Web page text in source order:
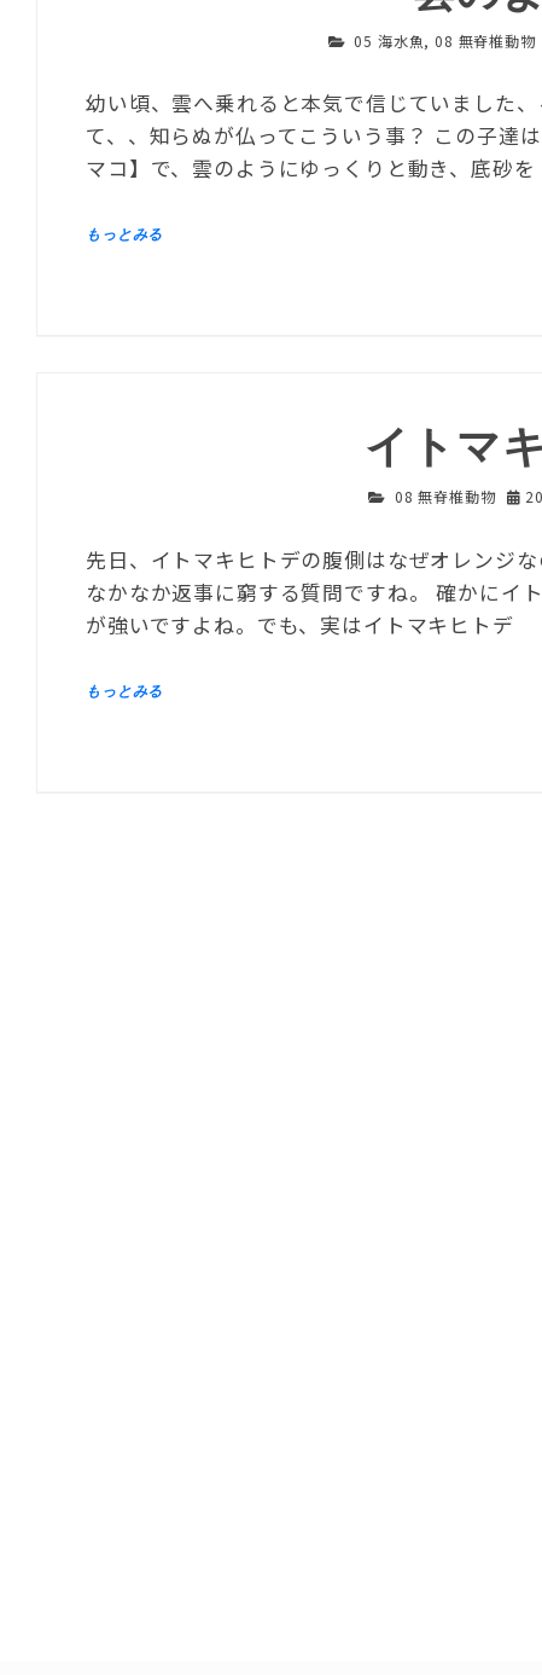
05 海水魚,08 無脊椎動物
幼い頃、雲へ乗れると本気で信じていました
て、、知らぬが仏ってこういう事？ この子達
マコ】で、雲のようにゆっくりと動き、底砂を
イトマ
08 無脊椎動物
先日、イトマキヒトデの腹側はなぜオレンジ
なかなか返事に窮する質問ですね。 確かにイ
が強いですよね。でも、実はイトマキヒトデ